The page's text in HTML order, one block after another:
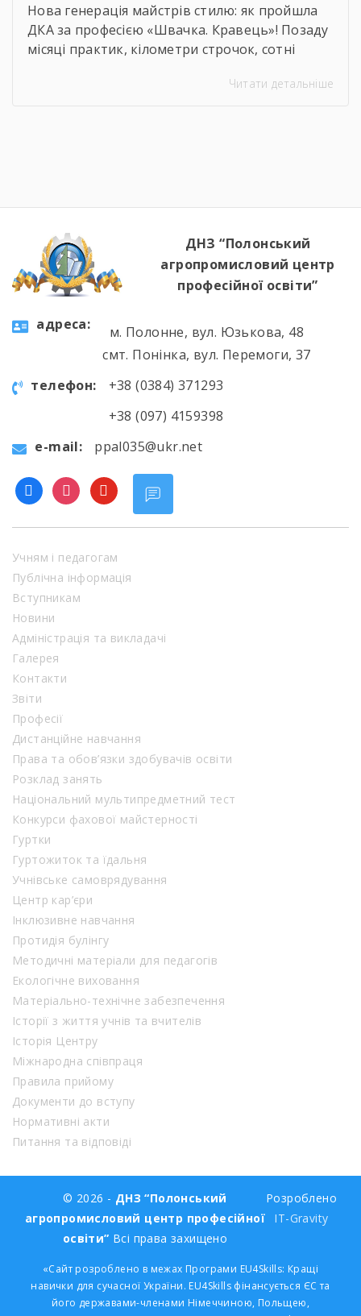
Нова генерація майстрів стилю: як пройшла
ДКА за професією «Швачка. Кравець»! Позаду
місяці практик, кілометри строчок, сотні
примірками. 22 червня відбулася
мислення та вміння працювати з
Читати детальніше
ДНЗ “Полонський
агропромисловий центр
професійної освіти”
aдресa:
м. Полонне, вул. Юзькова, 48
смт. Понінка, вул. Перемоги, 37
телефон:
+38 (0384) 371293
+38 (097) 4159398
e-mail:
ppal035@ukr.net
facebookinstagram
youtube
Учням і педагогам
Публічна інформація
Вступникам
Новини
Адміністрація та викладачі
Галерея
Контакти
Звіти
Професії
Дистанційне навчання
Права та обов’язки здобувачів освіти
Розклад занять
Національний мультипредметний тест
Конкурси фахової майстерності
Гуртки
Гуртожиток та їдальня
Учнівське самоврядування
Центр кар’єри
Інклюзивне навчання
Протидія булінгу
Методичні матеріали для педагогів
Екологічне виховання
Матеріально-технічне забезпечення
Історії з життя учнів та вчителів
Історія Центру
Міжнародна співпраця
Правила прийому
Документи до вступу
Нормативні акти
Питання та відповіді
© 2026 - ДНЗ “Полонський
агропромисловий центр професійної
освіти” Всі права захищено
Розроблено
IT-Gravity
«Сайт розроблено в межах Програми EU4Skills: Кращі
навички для сучасної України. EU4Skills фінансується ЄС та
його державами-членами Німеччиною, Польщею,